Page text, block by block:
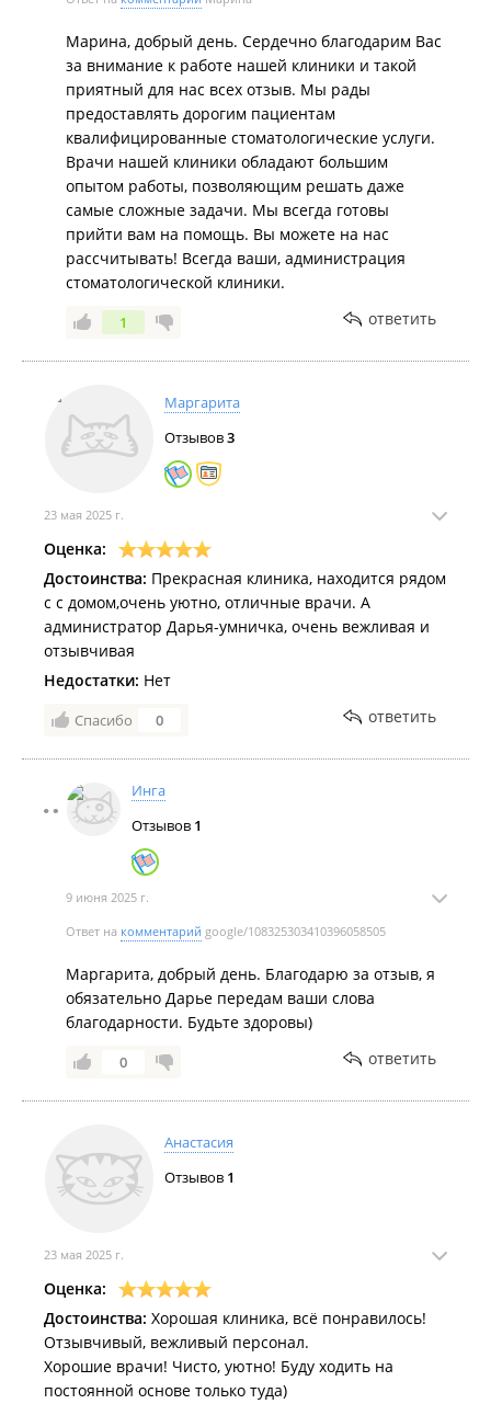
удивление зуб стоит без коронки. Фото прилагаю.
(За такие зубы врачи не берутся).
Была реставрация первого переднего слева зуба.
Отколот бок. Фото прилагаю.
О врачае: Педантичность, аккуратность в работе.
Большое желание врача Петрищевой В. сделать
ваши зубы красивее и здоровее. Регулярно делается
до приёма и после массаж зубов! Для всех клиентов,
я прям этого жду. Реально кайф! Бывают времена,
что я засыпала на стоматологическом кресле. Я не
одна такая. Посещение стоматолога проходит в
удовольствие и без стрессов. Мой возраст 45 + + и я
прилагаю.
Рекомендую. Останетесь довольны. Отзыв от души.
Марина, добрый день. Сердечно благодарим Вас
за внимание к работе нашей клиники и такой
приятный для нас всех отзыв. Мы рады
предоставлять дорогим пациентам
квалифицированные стоматологические услуги.
Врачи нашей клиники обладают большим
опытом работы, позволяющим решать даже
самые сложные задачи. Мы всегда готовы
прийти вам на помощь. Вы можете на нас
рассчитывать! Всегда ваши, администрация
стоматологической клиники.
1 ответить
Маргарита
Отзывов3
23 мая 2025 г.
Оценка:
Достоинства: Прекрасная клиника, находится рядом
с с домом,очень уютно, отличные врачи. А
администратор Дарья-умничка, очень вежливая и
отзывчивая
Недостатки: Нет
Спасибо 0 ответить
Инга
Отзывов 1
9 июня 2025 г.
Ответ на комментарий google/108325303410396058505
Маргарита, добрый день. Благодарю за отзыв, я
обязательно Дарье передам ваши слова
благодарности. Будьте здоровы)
0 ответить
Анастасия
Отзывов 1
23 мая 2025 г.
Оценка:
Достоинства: Хорошая клиника, всё понравилось!
Отзывчивый, вежливый персонал.
Хорошие врачи! Чисто, уютно! Буду ходить на
постоянной основе только туда)